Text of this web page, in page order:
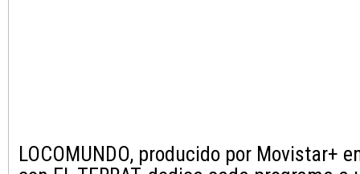
LOCOMUNDO, producido por Movistar+